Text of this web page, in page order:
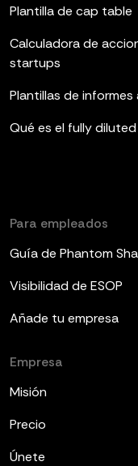
Plantilla de cap table
Calculadora de
startups
Plantillas de informes
Qué es el fully diluted
Para empleados
Guía de Phantom
Visibilidad de ESOP
Añade tu empresa
Empresa
Misión
Precio
Únete